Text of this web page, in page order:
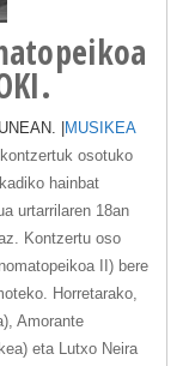
| MUSIKEA
osotuko
hainbat
urtarrilaren 18an
Kontzertu oso
II) bere
Horretarako,
Amorante
eta Lutxo Neira